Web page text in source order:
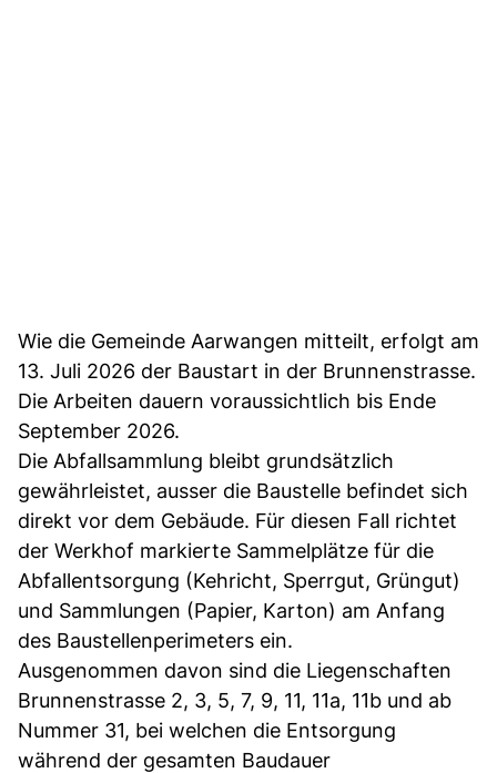
Wie die Gemeinde Aarwangen mitteilt, erfolgt am
13. Juli 2026 der Baustart in der Brunnenstrasse.
Die Arbeiten dauern voraussichtlich bis Ende
September 2026.
Die Abfallsammlung bleibt grundsätzlich
gewährleistet, ausser die Baustelle befindet sich
direkt vor dem Gebäude. Für diesen Fall richtet
der Werkhof markierte Sammelplätze für die
Abfallentsorgung (Kehricht, Sperrgut, Grüngut)
und Sammlungen (Papier, Karton) am Anfang
des Baustellenperimeters ein.
Ausgenommen davon sind die Liegenschaften
Brunnenstrasse 2, 3, 5, 7, 9, 11, 11a, 11b und ab
Nummer 31, bei welchen die Entsorgung
während der gesamten Baudauer